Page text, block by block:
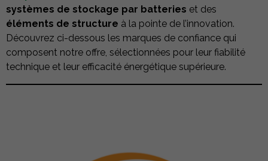
systèmes de stockage par batteries et des
éléments de structure à la pointe de l’innovation.
Découvrez ci-dessous les marques de confiance qui
composent notre offre, sélectionnées pour leur fiabilité
technique et leur efficacité énergétique supérieure.